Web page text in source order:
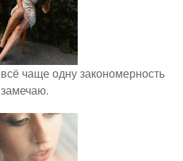
чаще одну закономерность
замечаю.